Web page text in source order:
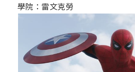
學院：雷文克勞